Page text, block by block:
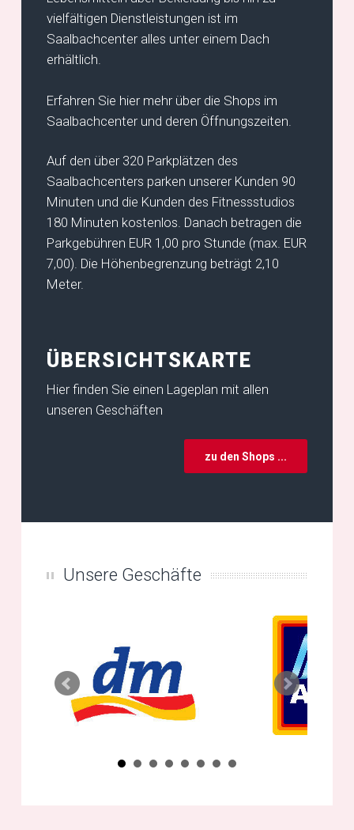
vielfältigen Dienstleistungen ist im
Saalbachcenter alles unter einem Dach
erhältlich.
Erfahren Sie hier mehr über die Shops im
Saalbachcenter und deren Öffnungszeiten.
Auf den über 320 Parkplätzen des
Saalbachcenters parken unserer Kunden 90
Minuten und die Kunden des Fitnessstudios
180 Minuten kostenlos. Danach betragen die
Parkgebühren EUR 1,00 pro Stunde (max. EUR
7,00). Die Höhenbegrenzung beträgt 2,10
Meter.
ÜBERSICHTSKARTE
Hier finden Sie einen Lageplan mit allen
unseren Geschäften
zu den Shops ...
Unsere Geschäfte